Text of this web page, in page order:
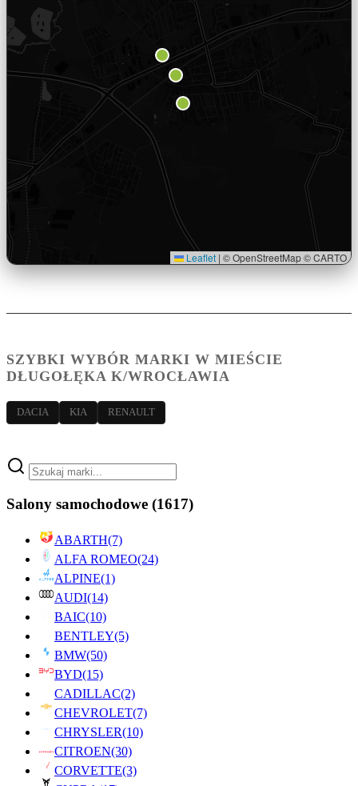
Leaflet | © OpenStreetMap © CARTO
SZYBKI WYBÓR MARKI W MIEŚCIE
DŁUGOŁĘKA K/WROCŁAWIA
DACIA KIA RENAULT
Salony samochodowe (1617)
ABARTH(7)
ALFA ROMEO(24)
ALPINE(1)
AUDI(14)
BAIC(10)
BENTLEY(5)
BMW(50)
BYD(15)
CADILLAC(2)
CHEVROLET(7)
CHRYSLER(10)
CITROEN(30)
CORVETTE(3)